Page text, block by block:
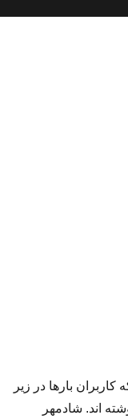
بارها در زیر
اند. شادمهر